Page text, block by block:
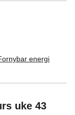
energi
uke 43